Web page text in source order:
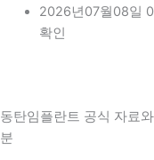
2026년07월08일
확인
동탄임플란트 공식 자료
분